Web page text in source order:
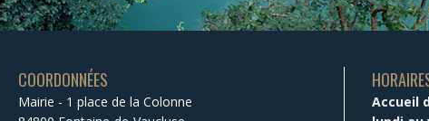
COORDONNÉES
Mairie - 1 place de la Colonne
Accueil